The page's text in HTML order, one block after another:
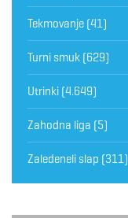
Tekmovanje (41)
Turni smuk (629)
Utrinki (4.649)
Zahodna liga (5)
Zaledeneli slap (311)